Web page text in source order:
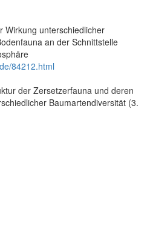
Wirkung unterschiedlicher
an der Schnittstelle
84212.html
der Zersetzerfauna und deren
Baumartendiversität (3.